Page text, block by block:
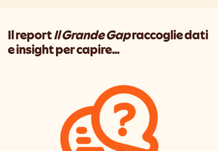
Il reportIl Grande Gapraccoglie dati
e insight per capire...